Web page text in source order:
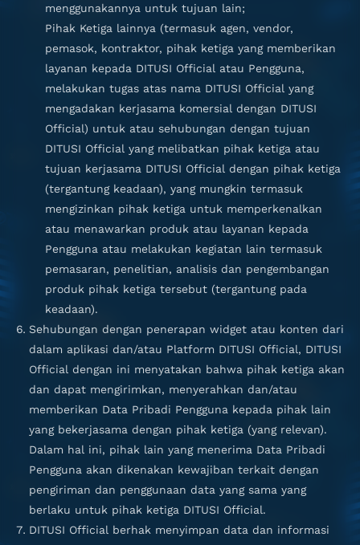
menggunakannya untuk tujuan lain;
Pihak Ketiga lainnya (termasuk agen, vendor,
pemasok, kontraktor, pihak ketiga yang memberikan
layanan kepada DITUSI Official atau Pengguna,
melakukan tugas atas nama DITUSI Official yang
mengadakan kerjasama komersial dengan DITUSI
Official) untuk atau sehubungan dengan tujuan
DITUSI Official yang melibatkan pihak ketiga atau
tujuan kerjasama DITUSI Official dengan pihak ketiga
(tergantung keadaan), yang mungkin termasuk
mengizinkan pihak ketiga untuk memperkenalkan
atau menawarkan produk atau layanan kepada
Pengguna atau melakukan kegiatan lain termasuk
pemasaran, penelitian, analisis dan pengembangan
produk pihak ketiga tersebut (tergantung pada
keadaan).
Sehubungan dengan penerapan widget atau konten dari
dalam aplikasi dan/atau Platform DITUSI Official, DITUSI
Official dengan ini menyatakan bahwa pihak ketiga akan
dan dapat mengirimkan, menyerahkan dan/atau
memberikan Data Pribadi Pengguna kepada pihak lain
yang bekerjasama dengan pihak ketiga (yang relevan).
Dalam hal ini, pihak lain yang menerima Data Pribadi
Pengguna akan dikenakan kewajiban terkait dengan
pengiriman dan penggunaan data yang sama yang
berlaku untuk pihak ketiga DITUSI Official.
DITUSI Official berhak menyimpan data dan informasi